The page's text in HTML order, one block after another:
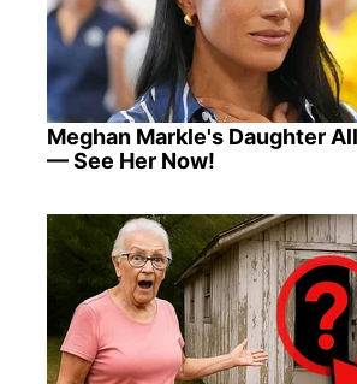
Meghan Markle's Daughter
— See Her Now!